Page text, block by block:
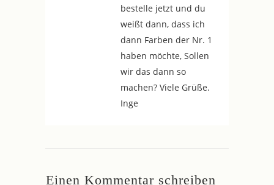
bestelle jetzt und du
weißt dann, dass ich
dann Farben der Nr. 1
haben möchte, Sollen
wir das dann so
machen? Viele Grüße.
Inge
Einen Kommentar schreiben